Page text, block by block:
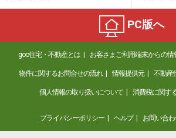
PC版へ
goo住宅・不動産とは お客さまご利用端末からの
物件に関するお問合せの流れ 情報提供元 不動産
個人情報の取り扱いについて 消費税に関す
プライバシーポリシー ヘルプ お問い合わ